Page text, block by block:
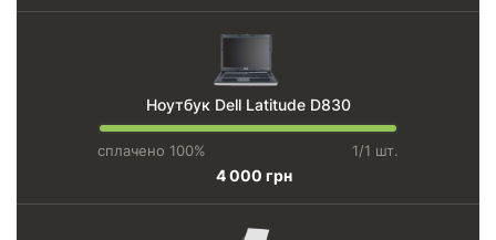
Ноутбук Dell Latitude D830
сплачено 100% 1/1 шт.
4 000 грн